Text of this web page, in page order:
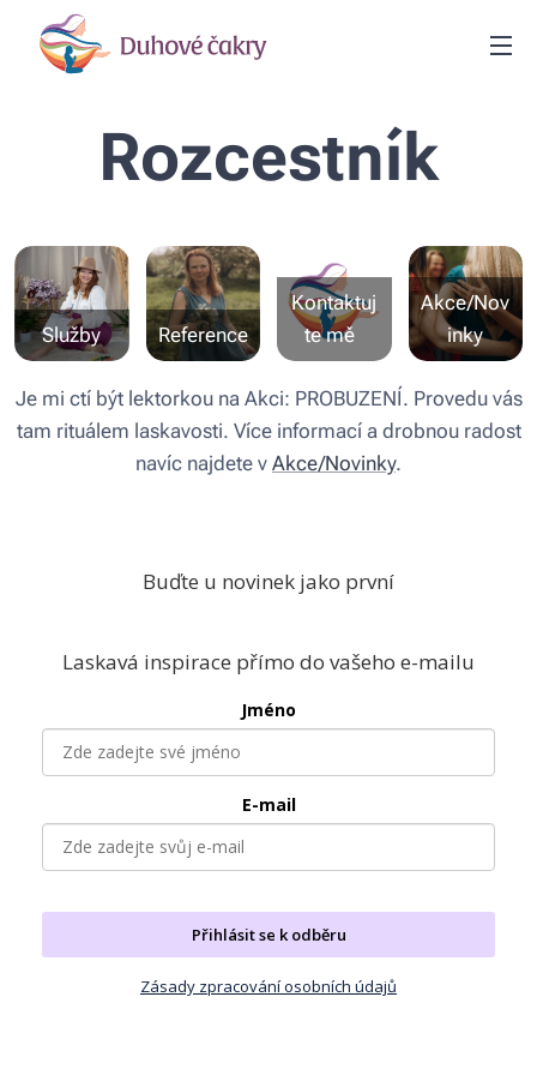
Rozcestník
Služby Reference
Kontaktuj
te mě
Akce/Nov
inky
Je mi ctí být lektorkou na Akci: PROBUZENÍ. Provedu vás
tam rituálem laskavosti. Více informací a drobnou radost
navíc najdete v Akce/Novinky.
Buďte u novinek jako první
Laskavá inspirace přímo do vašeho e-mailu
Jméno
E-mail
Přihlásit se k odběru
Zásady zpracování osobních údajů